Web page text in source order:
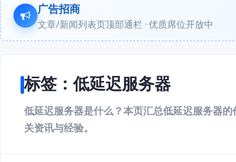
广告招商
文章/新闻列表页顶部通栏 · 优质席位开放中
标签：低延迟服务器
低延迟服务器是什么？本页汇总低延迟服务器
关资讯与经验。